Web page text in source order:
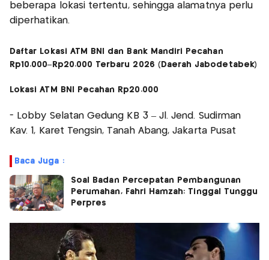
beberapa lokasi tertentu, sehingga alamatnya perlu
diperhatikan.
Daftar Lokasi ATM BNI dan Bank Mandiri Pecahan
Rp10.000–Rp20.000 Terbaru 2026 (Daerah Jabodetabek)
Lokasi ATM BNI Pecahan Rp20.000
- Lobby Selatan Gedung KB 3 – Jl. Jend. Sudirman
Kav. 1, Karet Tengsin, Tanah Abang, Jakarta Pusat
Baca Juga :
Soal Badan Percepatan Pembangunan
Perumahan, Fahri Hamzah: Tinggal Tunggu
Perpres